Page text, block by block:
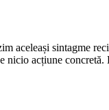
aceleași sintagme
acțiune concretă.